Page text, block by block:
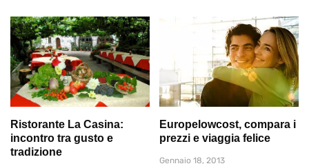
Ristorante La Casina:
incontro tra gusto e
tradizione
Europelowcost, compara i
prezzi e viaggia felice
Gennaio 18, 2013